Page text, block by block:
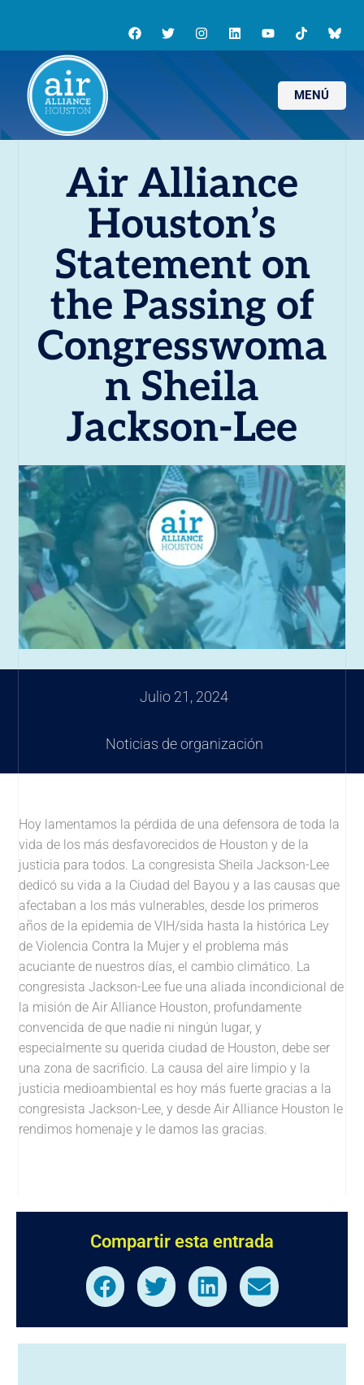
MENÚ
Air Alliance
Houston’s
Statement on
the Passing of
Congresswoma
n Sheila
Jackson-Lee
Julio 21, 2024
Noticias de organización
Hoy lamentamos la pérdida de una defensora de toda la
vida de los más desfavorecidos de Houston y de la
justicia para todos. La congresista Sheila Jackson-Lee
dedicó su vida a la Ciudad del Bayou y a las causas que
afectaban a los más vulnerables, desde los primeros
años de la epidemia de VIH/sida hasta la histórica Ley
de Violencia Contra la Mujer y el problema más
acuciante de nuestros días, el cambio climático. La
congresista Jackson-Lee fue una aliada incondicional de
la misión de Air Alliance Houston, profundamente
convencida de que nadie ni ningún lugar, y
especialmente su querida ciudad de Houston, debe ser
una zona de sacrificio. La causa del aire limpio y la
justicia medioambiental es hoy más fuerte gracias a la
congresista Jackson-Lee, y desde Air Alliance Houston le
rendimos homenaje y le damos las gracias.
Compartir esta entrada